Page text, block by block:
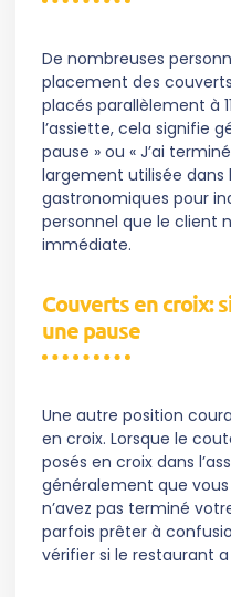
De nombreuses
placement des
placés parallèlement à
l’assiette, cela signifie
pause » ou « J’ai
largement utilisée dans
gastronomiques pour
personnel que le client
immédiate.
Couverts en croix:
une pause
Une autre position
en croix. Lorsque le
posés en croix dans
généralement que
n’avez pas terminé
parfois prêter à
vérifier si le restaurant